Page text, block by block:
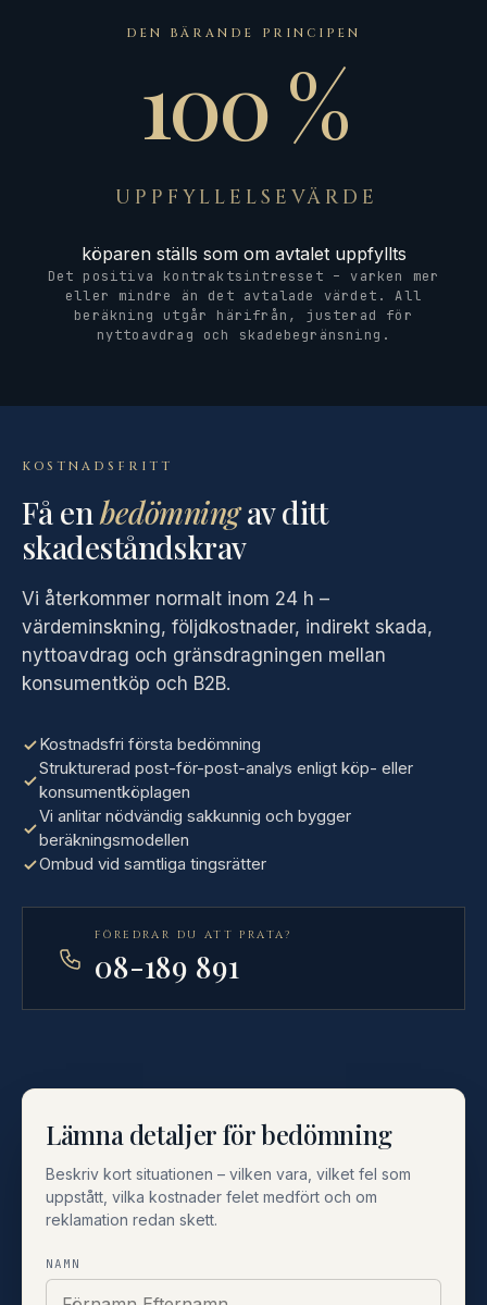
DEN BÄRANDE PRINCIPEN
100 %
UPPFYLLELSEVÄRDE
köparen ställs som om avtalet uppfyllts
Det positiva kontraktsintresset – varken mer
eller mindre än det avtalade värdet. All
beräkning utgår härifrån, justerad för
nyttoavdrag och skadebegränsning.
KOSTNADSFRITT
Få enbedömningav ditt
skadeståndskrav
Vi återkommer normalt inom 24 h –
värdeminskning, följdkostnader, indirekt skada,
nyttoavdrag och gränsdragningen mellan
konsumentköp och B2B.
Kostnadsfri första bedömning
Strukturerad post-för-post-analys enligt köp- eller
konsumentköplagen
Vi anlitar nödvändig sakkunnig och bygger
beräkningsmodellen
Ombud vid samtliga tingsrätter
FÖREDRAR DU ATT PRATA?
08-189 891
Lämna detaljer för bedömning
Beskriv kort situationen – vilken vara, vilket fel som
uppstått, vilka kostnader felet medfört och om
reklamation redan skett.
NAMN